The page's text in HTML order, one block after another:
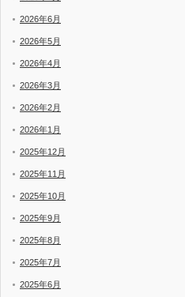
2026年6月
2026年5月
2026年4月
2026年3月
2026年2月
2026年1月
2025年12月
2025年11月
2025年10月
2025年9月
2025年8月
2025年7月
2025年6月